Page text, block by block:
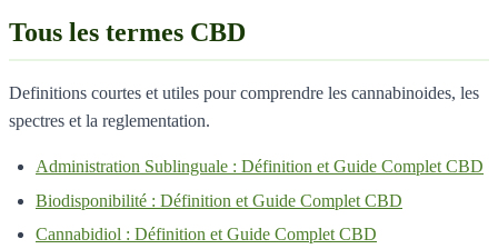
Tous les termes CBD
Definitions courtes et utiles pour comprendre les cannabinoides, les
spectres et la reglementation.
Administration Sublinguale : Définition et Guide Complet CBD
Biodisponibilité : Définition et Guide Complet CBD
Cannabidiol : Définition et Guide Complet CBD